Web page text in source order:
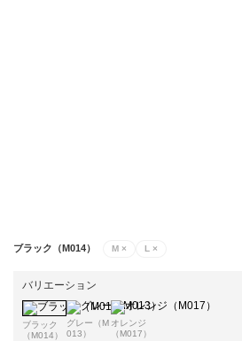
ブラック（M014） M × L ×
バリエーション
ブラック
（M014）
グレー（M
013）
オレンジ
（M017）